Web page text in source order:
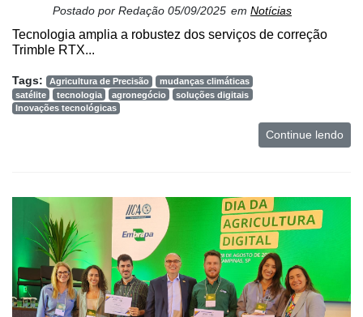
Postado por Redação 05/09/2025 em Notícias
Tecnologia amplia a robustez dos serviços de correção
Trimble RTX...
Tags: Agricultura de Precisão
mudanças climáticas
satélite
tecnologia agronegócio
soluções digitais
Inovações tecnológicas
Continue lendo